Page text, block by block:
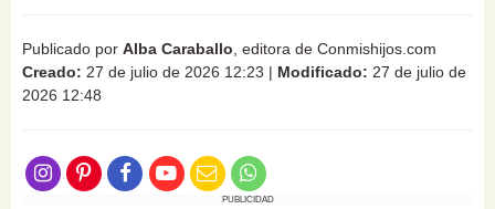
Publicado por Alba Caraballo , editora de Conmishijos.com
Creado: 27 de julio de 2026 12:23 | Modificado: 27 de julio de
2026 12:48
PUBLICIDAD